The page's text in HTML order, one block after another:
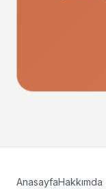
AnasayfaHakkımda